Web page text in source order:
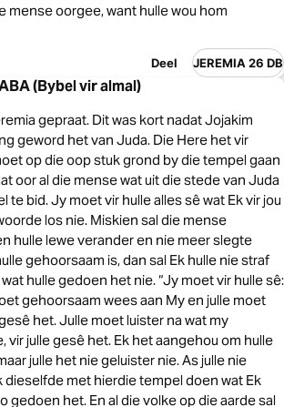
mense oorgee, want hulle wou hom
Deel JEREMIA 26 DB
(Bybel vir almal)
gepraat. Dit was kort nadat Jojakim
geword het van Juda. Die Here het vir
op die oop stuk grond by die tempel gaan
oor al die mense wat uit die stede van Juda
te bid. Jy moet vir hulle alles sê wat Ek vir jou
los nie. Miskien sal die mense
hulle lewe verander en nie meer slegte
gehoorsaam is, dan sal Ek hulle nie straf
hulle gedoen het nie. “Jy moet vir hulle sê:
gehoorsaam wees aan My en julle moet
het. Julle moet luister na wat my
vir julle gesê het. Ek het aangehou om hulle
julle het nie geluister nie. As julle nie
dieselfde met hierdie tempel doen wat Ek
gedoen het. En al die volke op die aarde sal